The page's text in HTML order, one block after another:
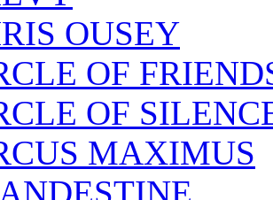
OUSEY
OF
OF
MAXIMUS